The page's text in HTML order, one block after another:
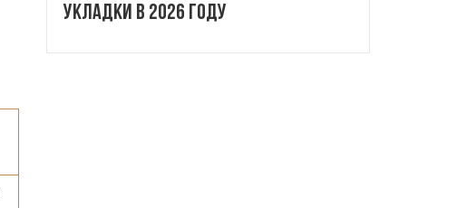
укладки в 2026 году